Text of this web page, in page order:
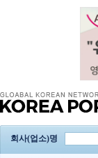
회사(업소)명